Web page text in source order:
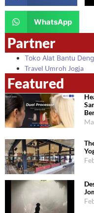
WhatsApp
Partner
Toko Alat Bantu
Travel Umroh Jogja
Featured